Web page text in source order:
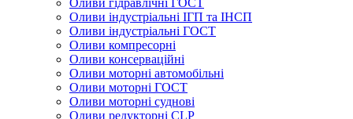
Оливи гідравлічні ГОСТ
Оливи індустріальні ІГП та ІНСП
Оливи індустріальні ГОСТ
Оливи компресорні
Оливи консерваційні
Оливи моторні автомобільні
Оливи моторні ГОСТ
Оливи моторні суднові
Оливи редукторні CLP